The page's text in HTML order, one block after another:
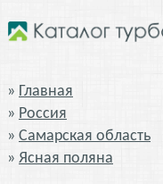
Главная
Россия
Самарская область
Ясная поляна